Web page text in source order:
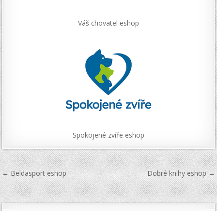
Váš chovatel eshop
Spokojené zvíře eshop
Navigace
pro
příspěvek
← Beldasport eshop Dobré knihy eshop →